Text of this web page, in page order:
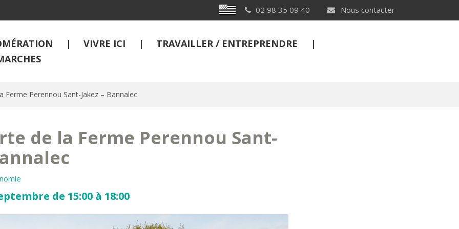
Breton 02 98 35 09 40 Nous contacter
VIVRE ICI
TRAVAILLER / ENTREPRENDRE
Ferme Perennou Sant-Jakez – Bannalec
de la Ferme Perennou Sant-
de 15:00 à 18:00